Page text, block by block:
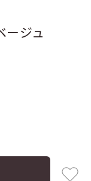
ベージュ